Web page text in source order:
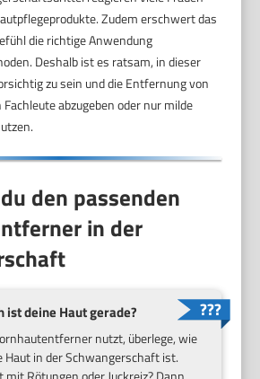
Zudem erschwert das
die richtige Anwendung
Deshalb ist es ratsam, in dieser
zu sein und die Entfernung von
abzugeben oder nur milde
den passenden
in der
deine Haut gerade?
nutzt, überlege, wie
Haut in der Schwangerschaft ist.